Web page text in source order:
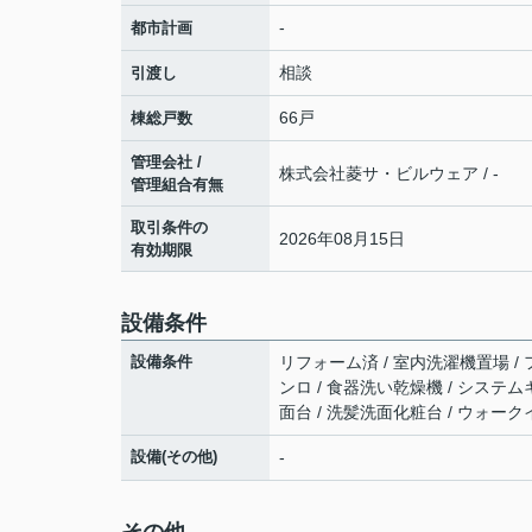
都市計画 -
引渡し 相談
棟総戸数 66戸
管理会社 /
管理組合有無
株式会社菱サ・ビルウェア / -
取引条件の
有効期限
2026年08月15日
設備条件
設備条件
リフォーム済 / 室内洗濯機置場 /
ンロ / 食器洗い乾燥機 / システ
面台 / 洗髪洗面化粧台 / ウォーク
設備(その他) -